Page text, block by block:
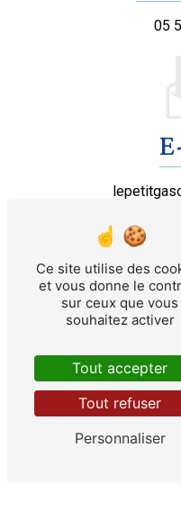
05
Ce site utilise des
et vous donne le
sur ceux que vous
souhaitez activer
Tout accepter
Tout refuser
Personnaliser